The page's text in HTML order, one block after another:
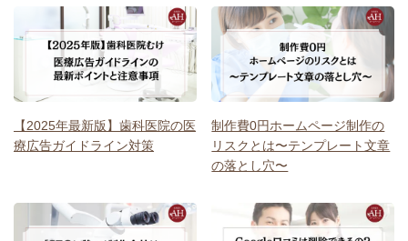
【2025年最新版】歯科医院の医
療広告ガイドライン対策
制作費0円ホームページ制作の
リスクとは〜テンプレート文章
の落とし穴〜